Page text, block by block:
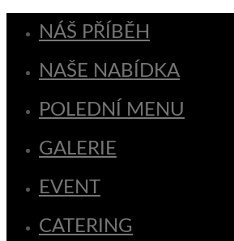
NÁŠ PŘÍBĚH
NAŠE NABÍDKA
POLEDNÍ MENU
GALERIE
EVENT
CATERING